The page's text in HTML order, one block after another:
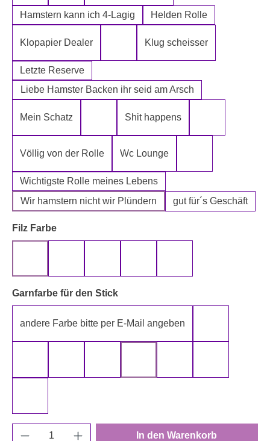
Hamstern kann ich 4-Lagig Helden Rolle
Klopapier Dealer
Klopapier Mafia
Klug scheisser
Letzte Reserve
Liebe Hamster Backen ihr seid am Arsch
Mein Schatz
Psssst Hamster Ware
Shit happens
Völlig von der Rolle Wc Lounge
Wichtigste Rolle meines Lebens
Wir hamstern nicht wir Plündern
gut für´s Geschäft
Filz Farbeauswählen
Garnfarbe für den Stickauswählen
andere Farbe bitte per E-Mail angeben
Produkt Anzahl: Gib den gewünschten
In den Warenkorb